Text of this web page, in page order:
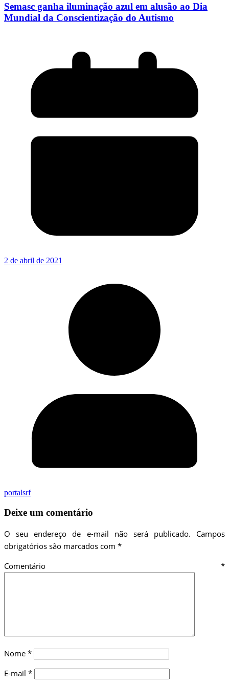
Semasc ganha iluminação azul em alusão ao Dia
Mundial da Conscientização do Autismo
2 de abril de 2021
portalsrf
Deixe um comentário
O seu endereço de e-mail não será publicado.
Campos
obrigatórios são marcados com *
Comentário *
Nome *
E-mail *